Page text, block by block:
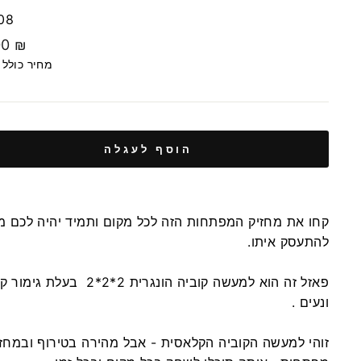
₪
מחיר
הוסף לעגלה
קחו את מחזיק המפתחות הזה לכל מקום ותמיד יהיה לכם
להתעסק איתו.
פאזל זה הוא למעשה קוביה הונגרית 2*2*2
ונעים .
זוהי למעשה הקוביה הקלאסית - אבל מהירה בטירוף